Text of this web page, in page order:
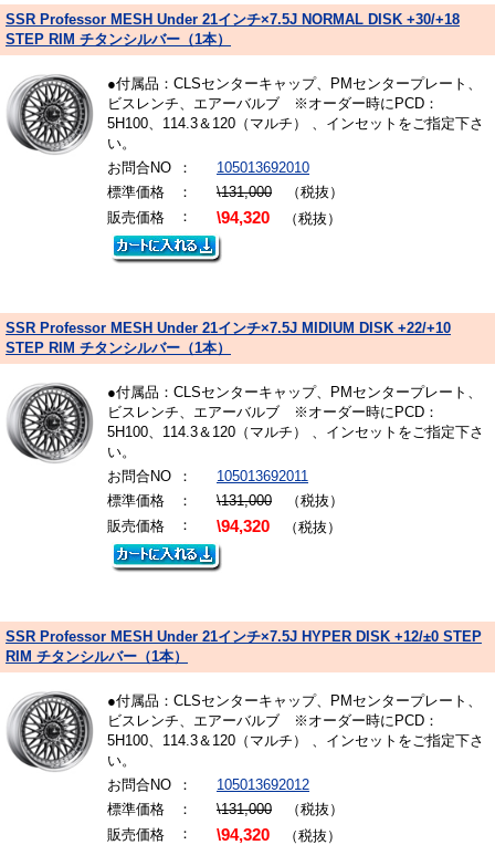
SSR Professor MESH Under 21インチ×7.5J NORMAL DISK +30/+18
STEP RIM チタンシルバー（1本）
●付属品：CLSセンターキャップ、PMセンタープレート、
ビスレンチ、エアーバルブ ※オーダー時にPCD：
5H100、114.3＆120（マルチ） 、インセットをご指定下さ
い。
お問合NO
：
105013692010
標準価格
： \131,000 （税抜）
販売価格
： \94,320 （税抜）
SSR Professor MESH Under 21インチ×7.5J MIDIUM DISK +22/+10
STEP RIM チタンシルバー（1本）
●付属品：CLSセンターキャップ、PMセンタープレート、
ビスレンチ、エアーバルブ ※オーダー時にPCD：
5H100、114.3＆120（マルチ） 、インセットをご指定下さ
い。
お問合NO
：
105013692011
標準価格
： \131,000 （税抜）
販売価格
： \94,320 （税抜）
SSR Professor MESH Under 21インチ×7.5J HYPER DISK +12/±0 STEP
RIM チタンシルバー（1本）
●付属品：CLSセンターキャップ、PMセンタープレート、
ビスレンチ、エアーバルブ ※オーダー時にPCD：
5H100、114.3＆120（マルチ） 、インセットをご指定下さ
い。
お問合NO
：
105013692012
標準価格
： \131,000 （税抜）
販売価格
： \94,320 （税抜）